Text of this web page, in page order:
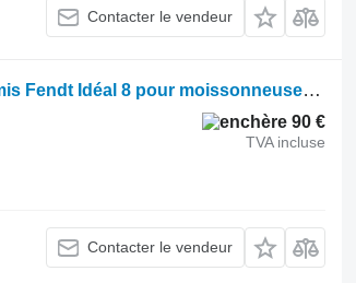
Contacter le vendeur
Tamis de moissonneuse-batteuse Autres/DIVERS Tamis Fendt Idéal 8 pour moissonneuse-batteuse Fendt Ideal 8
90 €
TVA incluse
Contacter le vendeur